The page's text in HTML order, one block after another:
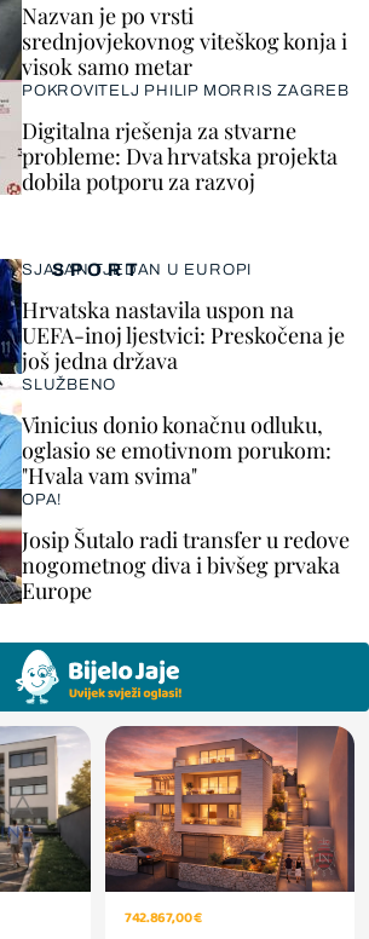
SPORT
SJAJAN TJEDAN U EUROPI
Hrvatska nastavila uspon na
UEFA-inoj ljestvici: Preskočena je
još jedna država
SLUŽBENO
Vinicius donio konačnu odluku,
oglasio se emotivnom porukom:
"Hvala vam svima"
OPA!
Josip Šutalo radi transfer u redove
nogometnog diva i bivšeg prvaka
Europe
Nazvan je po vrsti
srednjovjekovnog viteškog konja i
visok samo metar
POKROVITELJ PHILIP MORRIS ZAGREB
Digitalna rješenja za stvarne
probleme: Dva hrvatska projekta
dobila potporu za razvoj
742.867,00 €